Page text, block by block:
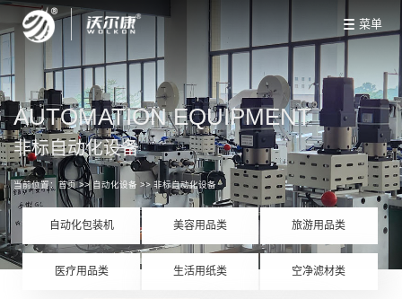
菜单
AUTOMATION EQUIPMENT
非标自动化设备
当前位置： 首页>>自动化设备 >> 非标自动化设备
自动化包装机 美容用品类 旅游用品类
医疗用品类 生活用纸类 空净滤材类